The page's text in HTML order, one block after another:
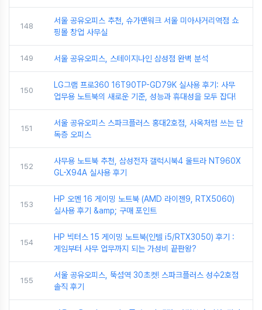
148
서울 공유오피스 추천, 슈가맨워크 서울 미아사거리역점 쇼
핑몰 창업 사무실
149 서울 공유오피스, 스테이지나인 삼성점 완벽 분석
150
LG그램 프로360 16T90TP-GD79K 실사용 후기: 사무
업무용 노트북의 새로운 기준, 성능과 휴대성을 모두 잡다!
151
서울 공유오피스 스파크플러스 홍대2호점, 사옥처럼 쓰는 단
독층 오피스
152
사무용 노트북 추천, 삼성전자 갤럭시북4 울트라 NT960X
GL-X94A 실사용 후기
153
HP 오멘 16 게이밍 노트북 (AMD 라이젠9, RTX5060)
실사용 후기 &amp; 구매 포인트
154
HP 빅터스 15 게이밍 노트북(인텔 i5/RTX3050) 후기 :
게임부터 사무 업무까지 되는 가성비 끝판왕?
155
서울 공유오피스, 뚝섬역 30초컷! 스파크플러스 성수2호점
솔직 후기